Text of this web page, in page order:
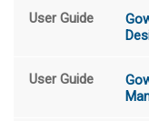
User Guide
User Guide